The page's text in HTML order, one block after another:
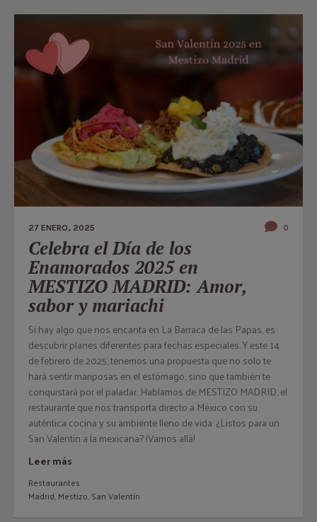
27 ENERO, 2025 0
Celebra el Día de los
Enamorados 2025 en
MESTIZO MADRID: Amor,
sabor y mariachi
Si hay algo que nos encanta en La Barraca de las Papas, es
descubrir planes diferentes para fechas especiales. Y este 14
de febrero de 2025, tenemos una propuesta que no solo te
hará sentir mariposas en el estómago, sino que también te
conquistará por el paladar. Hablamos de MESTIZO MADRID, el
restaurante que nos transporta directo a México con su
auténtica cocina y su ambiente lleno de vida. ¿Listos para un
San Valentín a la mexicana? ¡Vamos allá!
Leer más
Restaurantes
Madrid,Mestizo,San Valentín